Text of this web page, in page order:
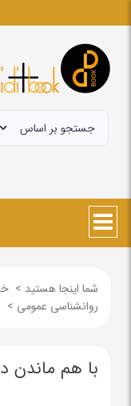
شما اینجا هستید >
روانشناسی عمومی >
با هم ماندن